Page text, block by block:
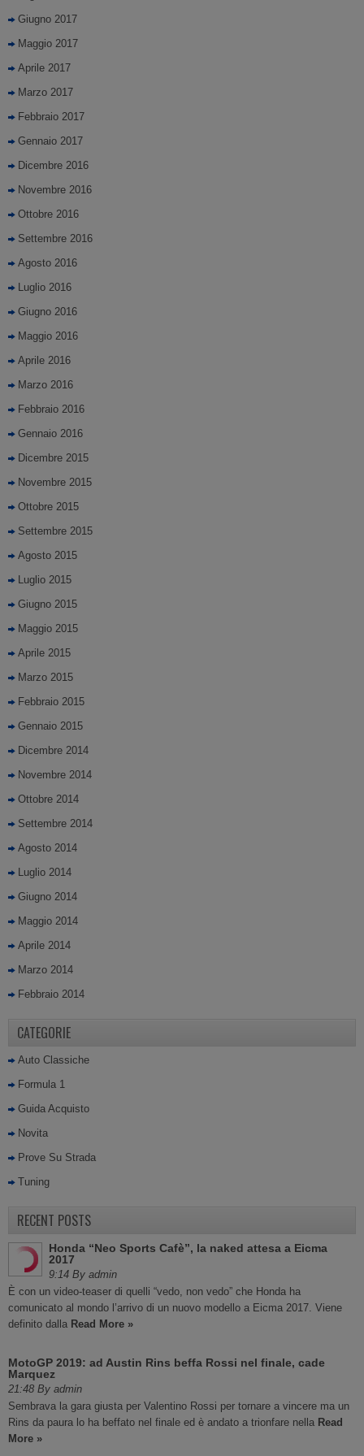
Giugno 2017
Maggio 2017
Aprile 2017
Marzo 2017
Febbraio 2017
Gennaio 2017
Dicembre 2016
Novembre 2016
Ottobre 2016
Settembre 2016
Agosto 2016
Luglio 2016
Giugno 2016
Maggio 2016
Aprile 2016
Marzo 2016
Febbraio 2016
Gennaio 2016
Dicembre 2015
Novembre 2015
Ottobre 2015
Settembre 2015
Agosto 2015
Luglio 2015
Giugno 2015
Maggio 2015
Aprile 2015
Marzo 2015
Febbraio 2015
Gennaio 2015
Dicembre 2014
Novembre 2014
Ottobre 2014
Settembre 2014
Agosto 2014
Luglio 2014
Giugno 2014
Maggio 2014
Aprile 2014
Marzo 2014
Febbraio 2014
CATEGORIE
Auto Classiche
Formula 1
Guida Acquisto
Novita
Prove Su Strada
Tuning
RECENT POSTS
Honda “Neo Sports Cafè”, la naked attesa a Eicma
2017
9:14 By admin
È con un video-teaser di quelli “vedo, non vedo” che Honda ha
comunicato al mondo l’arrivo di un nuovo modello a Eicma 2017. Viene
definito dalla Read More »
MotoGP 2019: ad Austin Rins beffa Rossi nel finale, cade
Marquez
21:48 By admin
Sembrava la gara giusta per Valentino Rossi per tornare a vincere ma un
Rins da paura lo ha beffato nel finale ed è andato a trionfare nella Read
More »